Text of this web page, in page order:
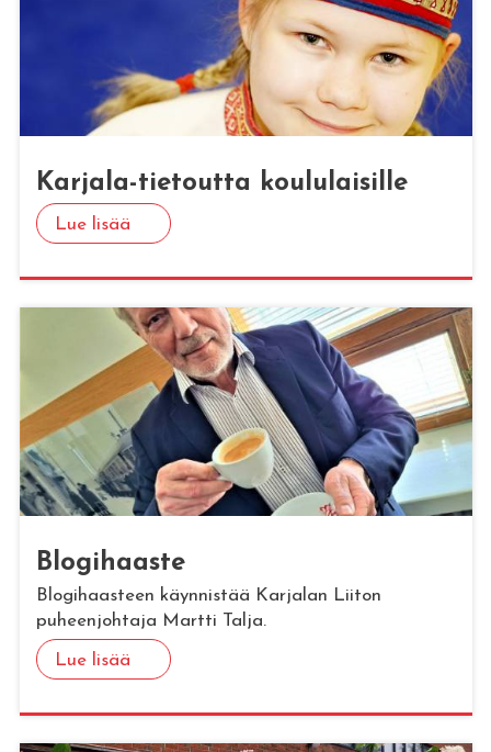
Kar­ja­la-tie­tout­ta kou­lu­lai­sil­le
Lue lisää
Blo­gi­haas­te
Blogihaasteen käynnistää Karjalan Liiton
puheenjohtaja Martti Talja.
Lue lisää